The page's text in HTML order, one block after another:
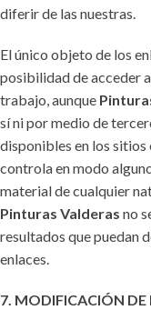
diferir de las nuestras.
El único objeto de los
posibilidad de acceder
trabajo, aunque
sí ni por medio de
disponibles en los sitios
controla en modo
material de cualquier
Pinturas Valderas no
resultados que puedan
enlaces.
7. MODIFICACIÓN DE